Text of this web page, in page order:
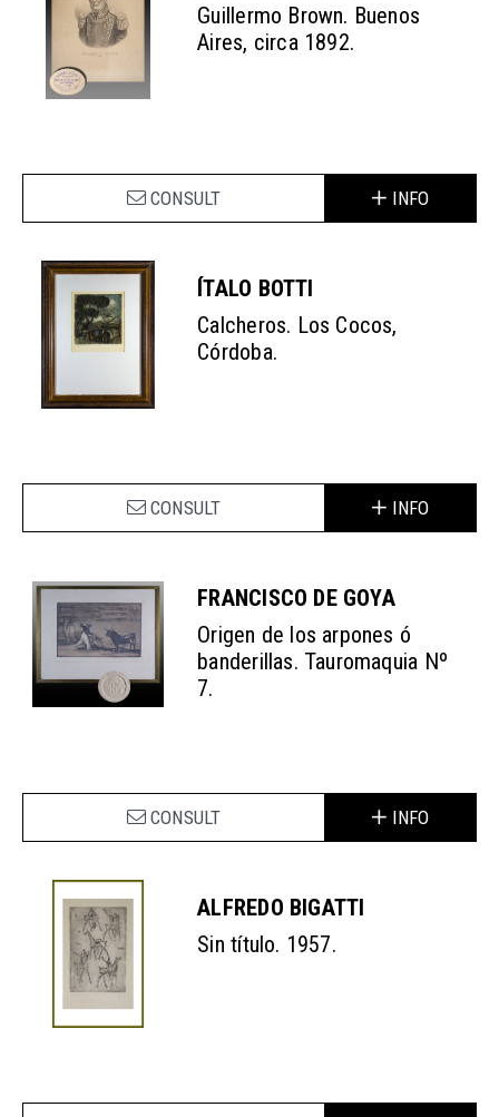
Guillermo Brown. Buenos
Aires, circa 1892.
CONSULT INFO
ÍTALO BOTTI
Calcheros. Los Cocos,
Córdoba.
CONSULT INFO
FRANCISCO DE GOYA
Origen de los arpones ó
banderillas. Tauromaquia Nº
7.
CONSULT INFO
ALFREDO BIGATTI
Sin título. 1957.